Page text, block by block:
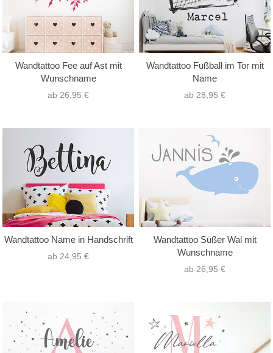
Wandtattoo Fee auf Ast mit
Wunschname
ab 26,95 €
Wandtattoo Fußball im Tor mit
Name
ab 28,95 €
Wandtattoo Name in Handschrift
ab 24,95 €
Wandtattoo Süßer Wal mit
Wunschname
ab 26,95 €